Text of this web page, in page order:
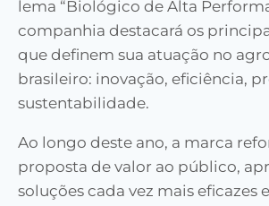
lema “Biológico de Alta
companhia destacará os
que definem sua atuação no
brasileiro: inovação, eficiência,
sustentabilidade.
Ao longo deste ano, a marca
proposta de valor ao público,
soluções cada vez mais eficazes